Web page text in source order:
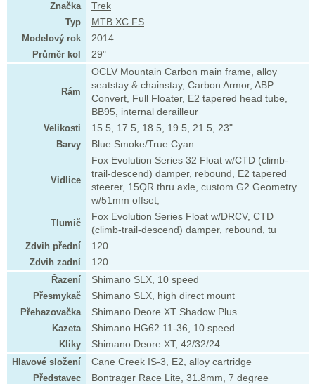
Značka
Trek
Typ
MTB XC FS
Modelový rok
2014
Průměr kol
29"
Rám
OCLV Mountain Carbon main frame, alloy
seatstay & chainstay, Carbon Armor, ABP
Convert, Full Floater, E2 tapered head tube,
BB95, internal derailleur
Velikosti
15.5, 17.5, 18.5, 19.5, 21.5, 23"
Barvy
Blue Smoke/True Cyan
Vidlice
Fox Evolution Series 32 Float w/CTD (climb-
trail-descend) damper, rebound, E2 tapered
steerer, 15QR thru axle, custom G2 Geometry
w/51mm offset,
Tlumič
Fox Evolution Series Float w/DRCV, CTD
(climb-trail-descend) damper, rebound, tu
Zdvih přední
120
Zdvih zadní
120
Řazení
Shimano SLX, 10 speed
Přesmykač
Shimano SLX, high direct mount
Přehazovačka
Shimano Deore XT Shadow Plus
Kazeta
Shimano HG62 11-36, 10 speed
Kliky
Shimano Deore XT, 42/32/24
Hlavové složení
Cane Creek IS-3, E2, alloy cartridge
Představec
Bontrager Race Lite, 31.8mm, 7 degree